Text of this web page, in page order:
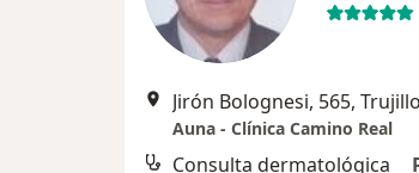
Jirón Bolognesi, 565, Trujillo
Auna - Clínica Camino Real
Consulta dermatológica